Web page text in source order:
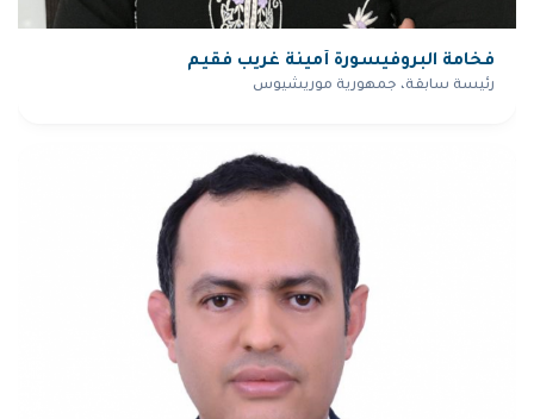
فخامة البروفيسورة أمينة غريب فقيم
رئيسة سابقة، جمهورية موريشيوس